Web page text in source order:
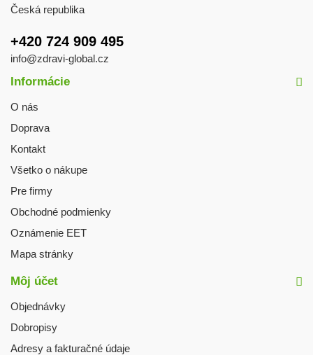
Česká republika
+420 724 909 495
info@zdravi-global.cz
Informácie
O nás
Doprava
Kontakt
Všetko o nákupe
Pre firmy
Obchodné podmienky
Oznámenie EET
Mapa stránky
Môj účet
Objednávky
Dobropisy
Adresy a fakturačné údaje